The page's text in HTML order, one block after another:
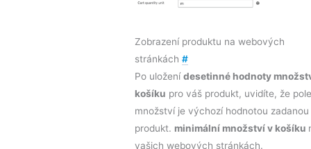
Zobrazení produktu na webových
stránkách #
Po uloženídesetinné hodnoty
košíku pro váš produkt, uvidíte, že pole
množství je výchozí hodnotou zadanou
produkt. minimální množství v košíku
vašich webových stránkách.